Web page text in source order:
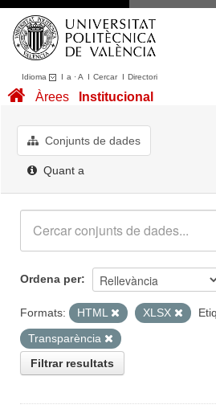
Idioma I a ·A I CercarI Directori
Conjunts de dades
Quant a
Àrees Institucional
Conjunts de dades
Quant a
Ordena per
Formats: HTML XLSX
Transparència
Filtrar resultats